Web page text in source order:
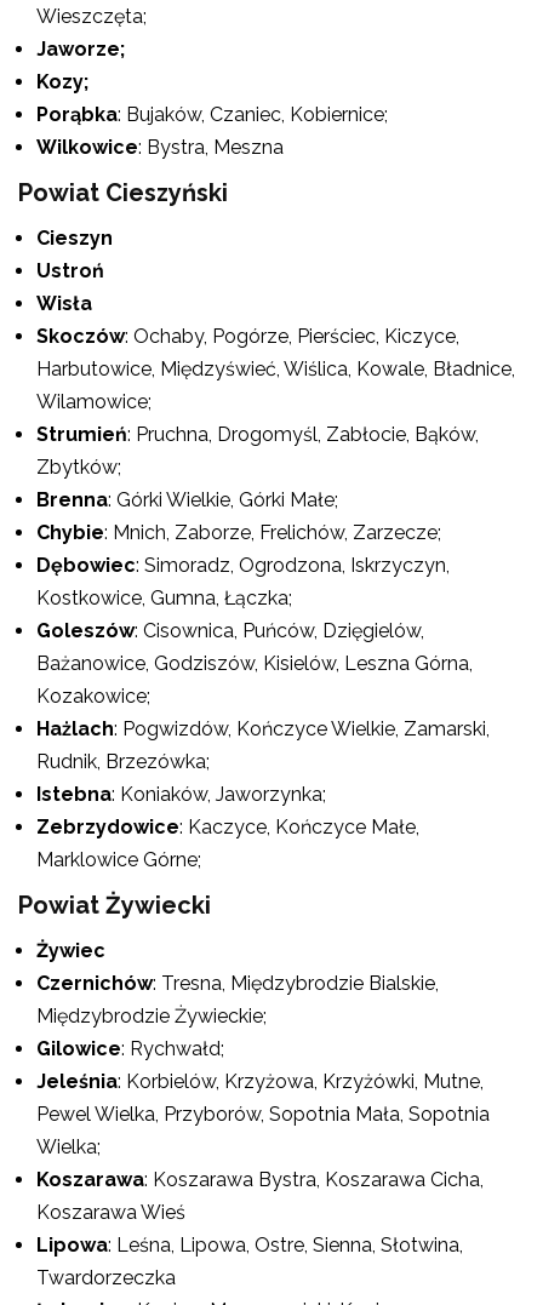
Wieszczęta;
Jaworze;
Kozy;
Porąbka: Bujaków, Czaniec, Kobiernice;
Wilkowice: Bystra, Meszna
Powiat Cieszyński
Cieszyn
Ustroń
Wisła
Skoczów: Ochaby, Pogórze, Pierściec, Kiczyce,
Harbutowice, Międzyświeć, Wiślica, Kowale, Bładnice,
Wilamowice;
Strumień: Pruchna, Drogomyśl, Zabłocie, Bąków,
Zbytków;
Brenna: Górki Wielkie, Górki Małe;
Chybie: Mnich, Zaborze, Frelichów, Zarzecze;
Dębowiec: Simoradz, Ogrodzona, Iskrzyczyn,
Kostkowice, Gumna, Łączka;
Goleszów: Cisownica, Puńców, Dzięgielów,
Bażanowice, Godziszów, Kisielów, Leszna Górna,
Kozakowice;
Hażlach: Pogwizdów, Kończyce Wielkie, Zamarski,
Rudnik, Brzezówka;
Istebna: Koniaków, Jaworzynka;
Zebrzydowice: Kaczyce, Kończyce Małe,
Marklowice Górne;
Powiat Żywiecki
Żywiec
Czernichów: Tresna, Międzybrodzie Bialskie,
Międzybrodzie Żywieckie;
Gilowice: Rychwałd;
Jeleśnia: Korbielów, Krzyżowa, Krzyżówki, Mutne,
Pewel Wielka, Przyborów, Sopotnia Mała, Sopotnia
Wielka;
Koszarawa: Koszarawa Bystra, Koszarawa Cicha,
Koszarawa Wieś
Lipowa: Leśna, Lipowa, Ostre, Sienna, Słotwina,
Twardorzeczka